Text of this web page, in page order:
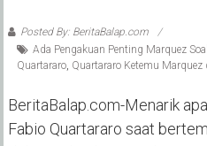
Posted By: BeritaBalap.com
Ada Pengakuan Penting Marquez Soal
Quartararo, Quartararo Ketemu Marquez
BeritaBalap.com-Menarik
Fabio Quartararo saat